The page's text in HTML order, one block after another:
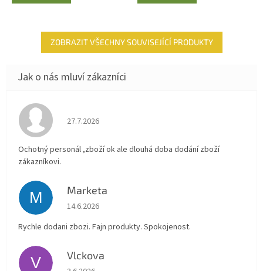
ZOBRAZIT VŠECHNY SOUVISEJÍCÍ PRODUKTY
Hodnocení obchodu je 4 z 5 hvězdiček.
27.7.2026
Ochotný personál ,zboží ok ale dlouhá doba dodání zboží
zákazníkovi.
M Marketa
Hodnocení obchodu je 5 z 5 hvězdiček.
14.6.2026
Rychle dodani zbozi. Fajn produkty. Spokojenost.
V Vlckova
Hodnocení obchodu je 5 z 5 hvězdiček.